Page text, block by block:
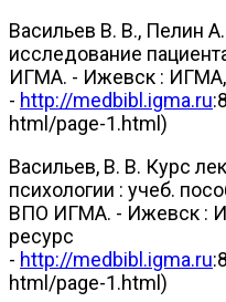
Васильев В. В., Пелин
исследование
ИГМА. - Ижевск : ИГМА,
- http://medbibl.igma.ru
html/page-1.html)
Васильев, В. В. Курс
психологии : учеб.
ВПО ИГМА. - Ижевск :
ресурс
- http://medbibl.igma.ru
html/page-1.html)